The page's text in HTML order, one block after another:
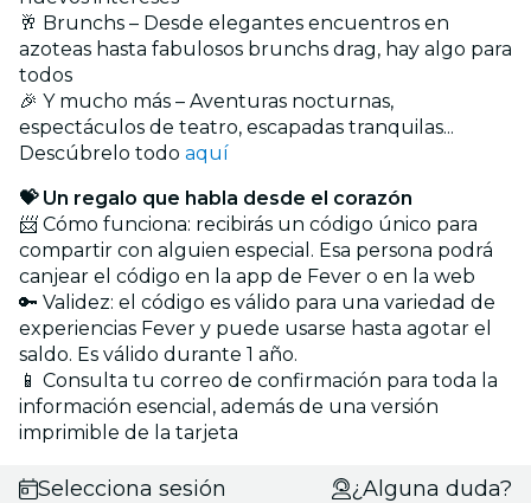
🥂 Brunchs – Desde elegantes encuentros en
azoteas hasta fabulosos brunchs drag, hay algo para
todos
🎉 Y mucho más – Aventuras nocturnas,
espectáculos de teatro, escapadas tranquilas...
Descúbrelo todo aquí
💝 Un regalo que habla desde el corazón
📨 Cómo funciona: recibirás un código único para
compartir con alguien especial. Esa persona podrá
canjear el código en la app de Fever o en la web
🔑 Validez: el código es válido para una variedad de
experiencias Fever y puede usarse hasta agotar el
saldo. Es válido durante 1 año.
📱 Consulta tu correo de confirmación para toda la
información esencial, además de una versión
imprimible de la tarjeta
Selecciona sesión ¿Alguna duda?